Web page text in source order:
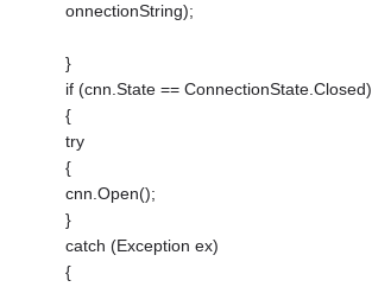
onnectionString);
}
if (cnn.State == ConnectionState.Closed)
{
try
{
cnn.Open();
}
catch (Exception ex)
{